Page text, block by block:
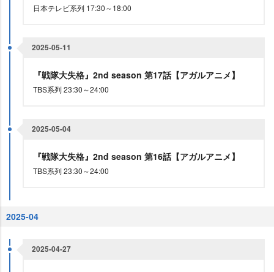
日本テレビ系列 17:30～18:00
2025-05-11
『戦隊大失格』2nd season 第17話【アガルアニメ】
TBS系列 23:30～24:00
2025-05-04
『戦隊大失格』2nd season 第16話【アガルアニメ】
TBS系列 23:30～24:00
2025-04
2025-04-27